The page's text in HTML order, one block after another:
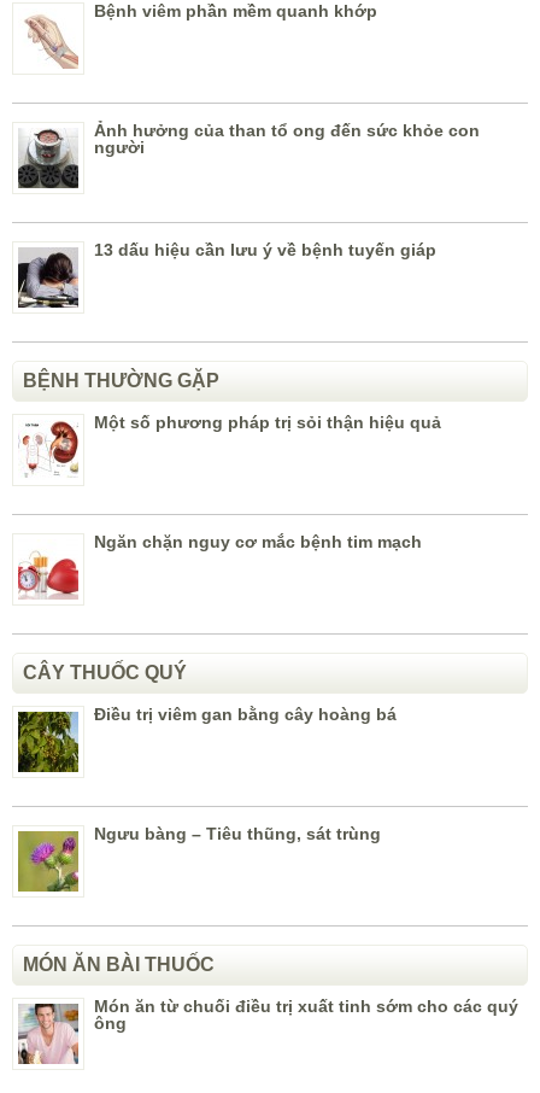
Bệnh viêm phần mềm quanh khớp
Ảnh hưởng của than tổ ong đến sức khỏe con
người
13 dấu hiệu cần lưu ý về bệnh tuyến giáp
BỆNH THƯỜNG GẶP
Một số phương pháp trị sỏi thận hiệu quả
Ngăn chặn nguy cơ mắc bệnh tim mạch
CÂY THUỐC QUÝ
Điều trị viêm gan bằng cây hoàng bá
Ngưu bàng – Tiêu thũng, sát trùng
MÓN ĂN BÀI THUỐC
Món ăn từ chuối điều trị xuất tinh sớm cho các quý
ông